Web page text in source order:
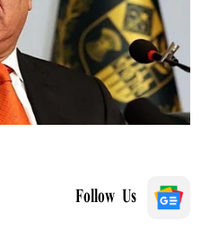
Follow Us